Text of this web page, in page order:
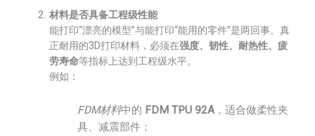
材料是否具备工程级性能
能打印“漂亮的模型”与能打印“能用的零件”是两回事。真
正耐用的3D打印材料，必须在强度、韧性、耐热性、疲
劳寿命等指标上达到工程级水平。
例如：
FDM材料中的 FDM TPU 92A，适合做柔性夹
具、减震部件；